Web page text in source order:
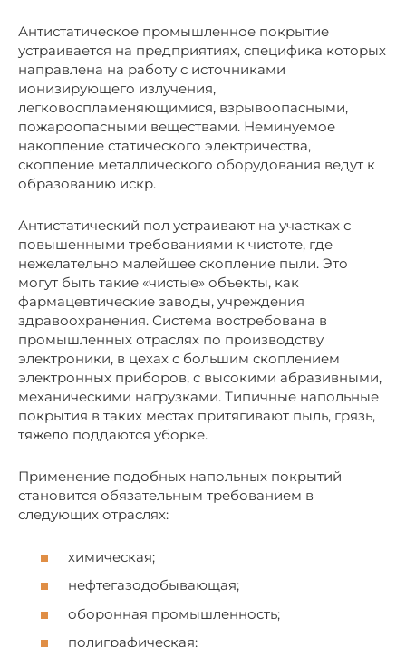
Антистатическое промышленное покрытие
устраивается на предприятиях, специфика которых
направлена на работу с источниками
ионизирующего излучения,
легковоспламеняющимися, взрывоопасными,
пожароопасными веществами. Неминуемое
накопление статического электричества,
скопление металлического оборудования ведут к
образованию искр.
Антистатический пол устраивают на участках с
повышенными требованиями к чистоте, где
нежелательно малейшее скопление пыли. Это
могут быть такие «чистые» объекты, как
фармацевтические заводы, учреждения
здравоохранения. Система востребована в
промышленных отраслях по производству
электроники, в цехах с большим скоплением
электронных приборов, с высокими абразивными,
механическими нагрузками. Типичные напольные
покрытия в таких местах притягивают пыль, грязь,
тяжело поддаются уборке.
Применение подобных напольных покрытий
становится обязательным требованием в
следующих отраслях:
химическая;
нефтегазодобывающая;
оборонная промышленность;
полиграфическая;